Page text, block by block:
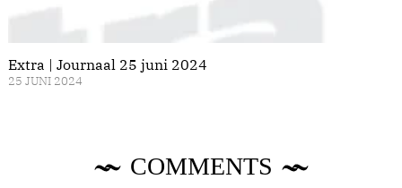
Extra | Journaal 25 juni 2024
25 JUNI 2024
COMMENTS